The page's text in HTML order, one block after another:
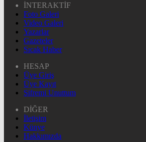
İNTERAKTİF
Foto Galeri
Video Galeri
Yazarlar
Gazeteler
Sıcak Haber
HESAP
Üye Giriş
Üye Kayıt
Şifremi Unuttum
DİĞER
İletişim
Künye
Hakkımızda